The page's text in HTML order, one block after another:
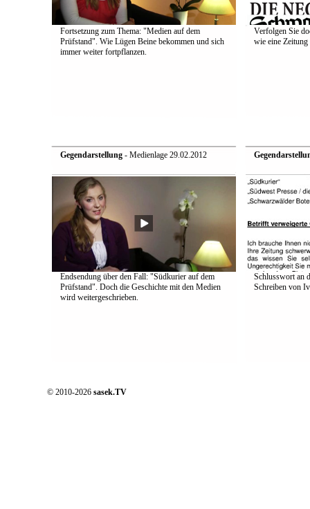
Fortsetzung zum Thema: "Medien auf dem
Prüfstand". Wie Lügen Beine bekommen und sich
immer weiter fortpflanzen.
Verfolgen Sie
wie eine Zeitung
Gegendarstellung- Medienlage 29.02.2012
Endsendung über den Fall: "Südkurier auf dem
Prüfstand". Doch die Geschichte mit den Medien
wird weitergeschrieben.
Schlusswort an
Schreiben von
© 2010-2026 sasek.TV